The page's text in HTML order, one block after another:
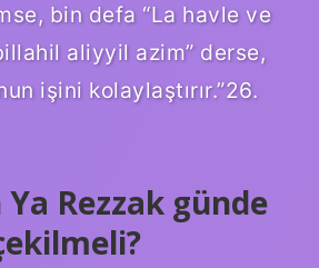
bin defa “La havle ve
aliyyil azim” derse,
işini kolaylaştırır.”26.
Rezzak günde